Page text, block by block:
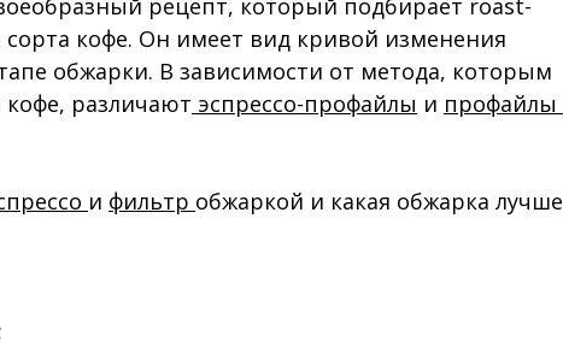
рецепт, который подбирает roast-
сорта кофе. Он имеет вид кривой изменения
обжарки. В зависимости от метода, которым
кофе, различают эспрессо-профайлы и профайлы
и фильтр обжаркой и какая обжарка лучше